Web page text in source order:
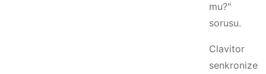
mu?"
sorusu.
Clavitor
senkronize